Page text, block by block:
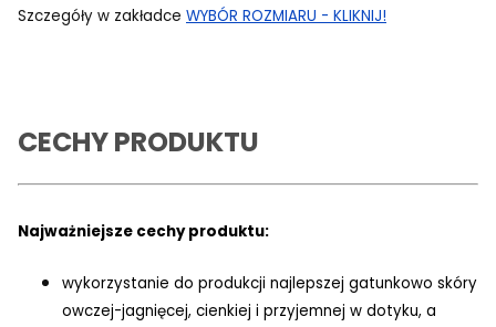
Szczegóły w zakładce WYBÓR ROZMIARU - KLIKNIJ!
CECHY PRODUKTU
Najważniejsze cechy produktu:
wykorzystanie do produkcji najlepszej gatunkowo skóry
owczej-jagnięcej, cienkiej i przyjemnej w dotyku, a